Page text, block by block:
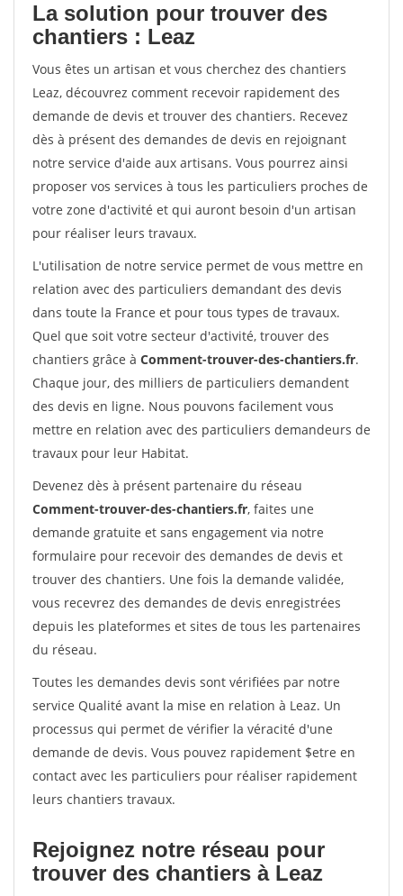
La solution pour trouver des
chantiers : Leaz
Vous êtes un artisan et vous cherchez des chantiers
Leaz, découvrez comment recevoir rapidement des
demande de devis et trouver des chantiers. Recevez
dès à présent des demandes de devis en rejoignant
notre service d'aide aux artisans. Vous pourrez ainsi
proposer vos services à tous les particuliers proches de
votre zone d'activité et qui auront besoin d'un artisan
pour réaliser leurs travaux.
L'utilisation de notre service permet de vous mettre en
relation avec des particuliers demandant des devis
dans toute la France et pour tous types de travaux.
Quel que soit votre secteur d'activité, trouver des
chantiers grâce à Comment-trouver-des-chantiers.fr.
Chaque jour, des milliers de particuliers demandent
des devis en ligne. Nous pouvons facilement vous
mettre en relation avec des particuliers demandeurs de
travaux pour leur Habitat.
Devenez dès à présent partenaire du réseau
Comment-trouver-des-chantiers.fr, faites une
demande gratuite et sans engagement via notre
formulaire pour recevoir des demandes de devis et
trouver des chantiers. Une fois la demande validée,
vous recevrez des demandes de devis enregistrées
depuis les plateformes et sites de tous les partenaires
du réseau.
Toutes les demandes devis sont vérifiées par notre
service Qualité avant la mise en relation à Leaz. Un
processus qui permet de vérifier la véracité d'une
demande de devis. Vous pouvez rapidement $etre en
contact avec les particuliers pour réaliser rapidement
leurs chantiers travaux.
Rejoignez notre réseau pour
trouver des chantiers à Leaz